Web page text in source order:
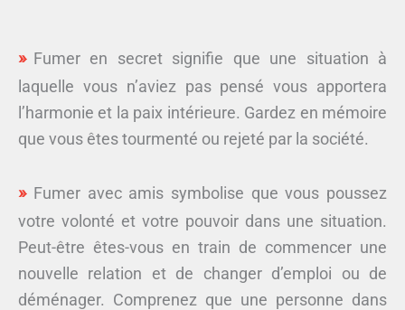
Fumer en secret signifie que une situation à
laquelle vous n’aviez pas pensé vous apportera
l’harmonie et la paix intérieure. Gardez en mémoire
que vous êtes tourmenté ou rejeté par la société.
Fumer avec amis symbolise que vous poussez
votre volonté et votre pouvoir dans une situation.
Peut-être êtes-vous en train de commencer une
nouvelle relation et de changer d’emploi ou de
déménager. Comprenez que une personne dans